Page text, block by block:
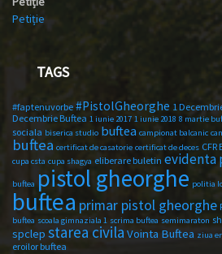
Petiție
TAGS
#faptenuvorbe #PistolGheorghe 1
Decembrie Buftea 1 iunie 2017 1 iunie 2018 8 martie
sociala biserica studio buftea campionat balcanic
buftea certificat de casatorie certificat de deces CFR
cupa csta cupa shagya eliberare buletin evidenta
buftea pistol gheorghe politia
buftea primar pistol gheorghe
buftea scoala gimnaziala 1 scrima buftea semimaraton
spclep starea civila Vointa Buftea ziua
eroilor buftea